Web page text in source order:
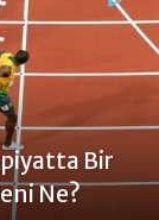
Bir
Ne?